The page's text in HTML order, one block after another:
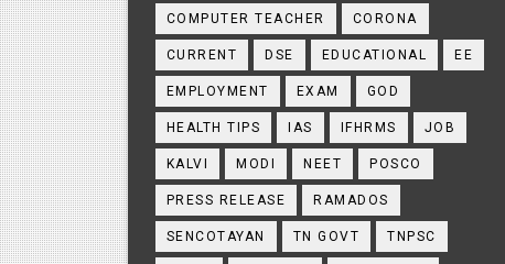
COMPUTER TEACHER CORONA
CURRENT DSE EDUCATIONAL EE
EMPLOYMENT EXAM GOD
HEALTH TIPS IAS IFHRMS JOB
KALVI MODI NEET POSCO
PRESS RELEASE RAMADOS
SENCOTAYAN TN GOVT TNPSC